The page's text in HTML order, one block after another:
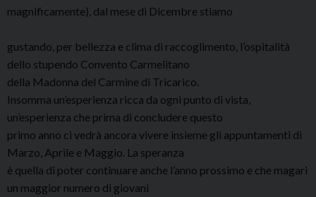
magnificamente), dal mese di Dicembre stiamo
gustando, per bellezza e clima di raccoglimento, l’ospitalità
dello stupendo Convento Carmelitano
della Madonna del Carmine di Tricarico.
Insomma un’esperienza ricca da ogni punto di vista,
un’esperienza che prima di concludere questo
primo anno ci vedrà ancora vivere insieme gli appuntamenti di
Marzo, Aprile e Maggio. La speranza
è quella di poter continuare anche l’anno prossimo e che magari
un maggior numero di giovani